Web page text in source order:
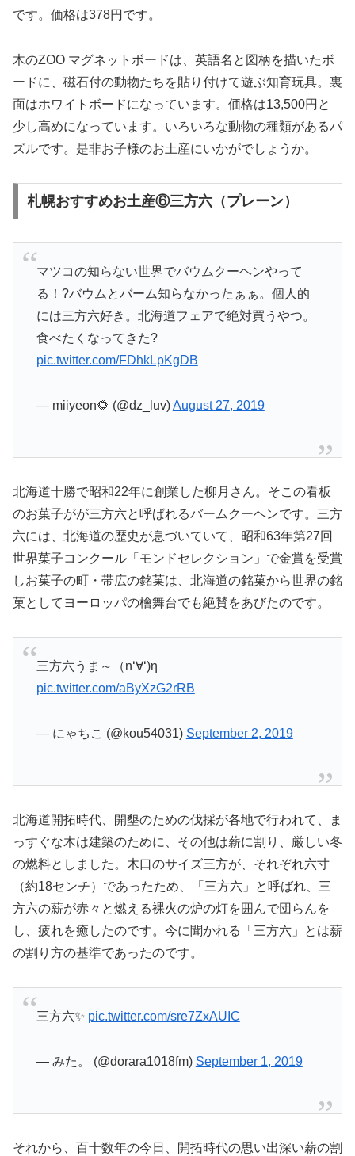
です。価格は378円です。
木のZOO マグネットボードは、英語名と図柄を描いたボ
ードに、磁石付の動物たちを貼り付けて遊ぶ知育玩具。裏
面はホワイトボードになっています。価格は13,500円と
少し高めになっています。いろいろな動物の種類があるパ
ズルです。是非お子様のお土産にいかがでしょうか。
札幌おすすめお土産⑥三方六（プレーン）
マツコの知らない世界でバウムクーヘンやって
る！?バウムとバーム知らなかったぁぁ。個人的
には三方六好き。北海道フェアで絶対買うやつ。
食べたくなってきた?
pic.twitter.com/FDhkLpKgDB
— miiyeon🌻 (@dz_luv)August 27, 2019
北海道十勝で昭和22年に創業した柳月さん。そこの看板
のお菓子がが三方六と呼ばれるバームクーヘンです。三方
六には、北海道の歴史が息づいていて、昭和63年第27回
世界菓子コンクール「モンドセレクション」で金賞を受賞
しお菓子の町・帯広の銘菓は、北海道の銘菓から世界の銘
菓としてヨーロッパの檜舞台でも絶賛をあびたのです。
三方六うま～（n‘∀‘)η
pic.twitter.com/aByXzG2rRB
— にゃちこ (@kou54031) September 2, 2019
北海道開拓時代、開墾のための伐採が各地で行われて、ま
っすぐな木は建築のために、その他は薪に割り、厳しい冬
の燃料としました。木口のサイズ三方が、それぞれ六寸
（約18センチ）であったため、「三方六」と呼ばれ、三
方六の薪が赤々と燃える裸火の炉の灯を囲んで団らんを
し、疲れを癒したのです。今に聞かれる「三方六」とは薪
の割り方の基準であったのです。
三方六✨ pic.twitter.com/sre7ZxAUIC
— みた。 (@dorara1018fm) September 1, 2019
それから、百十数年の今日、開拓時代の思い出深い薪の割